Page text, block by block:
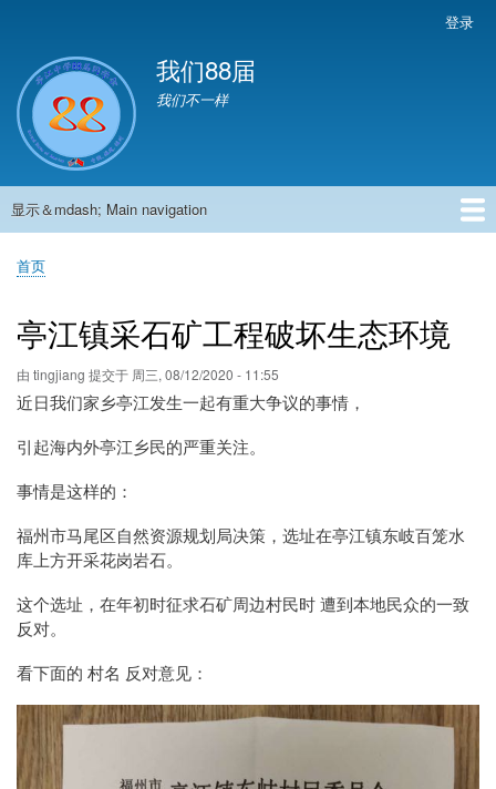
到
主
account
menu
登录
我们88届
我们不一样
Main
显示＆mdash; Main navigation
首页
881班动态
882班动态
883班动态
884班动态
56班动态
留言板
申请用户
面
屑
首页
亭江镇采石矿工程破坏生态环境
由 tingjiang 提交于 周三, 08/12/2020 - 11:55
近日我们家乡亭江发生一起有重大争议的事情，
引起海内外亭江乡民的严重关注。
事情是这样的：
福州市马尾区自然资源规划局决策，选址在亭江镇东岐百笼水
库上方开采花岗岩石。
这个选址，在年初时征求石矿周边村民时 遭到本地民众的一致
反对。
看下面的 村名 反对意见：